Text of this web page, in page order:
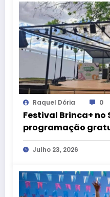
Raquel Dória 0
Festival Brinca+ no
programação
Brasília
Julho 23, 2026